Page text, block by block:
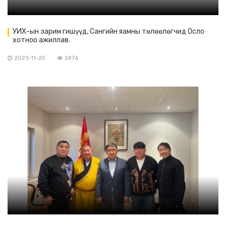
УИХ-ын зарим гишүүд, Сангийн яамны төлөөлөгчид Осло
хотноо ажиллав.
2023-11-25 2476